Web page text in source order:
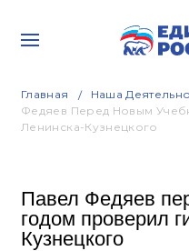
Главная Наша
Федяев Перед Новым
Ленинска-Кузнецкого
Павел Федяев
годом проверил
Кузнецкого